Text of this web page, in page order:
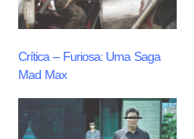
Crítica – Furiosa: Uma Saga
Mad Max